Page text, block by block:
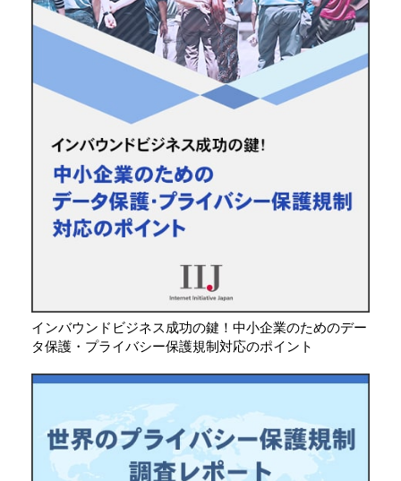
インバウンドビジネス成功の鍵！中小企業のためのデー
タ保護・プライバシー保護規制対応のポイント